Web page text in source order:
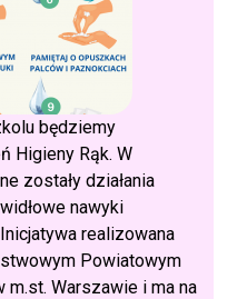
będziemy
Higieny Rąk. W
zostały działania
nawyki
realizowana
Powiatowym
m.st. Warszawie i ma na